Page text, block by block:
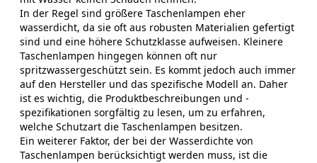
In der Regel sind größere Taschenlampen eher
wasserdicht, da sie oft aus robusten Materialien gefertigt
sind und eine höhere Schutzklasse aufweisen. Kleinere
Taschenlampen hingegen können oft nur
spritzwassergeschützt sein. Es kommt jedoch auch immer
auf den Hersteller und das spezifische Modell an. Daher
ist es wichtig, die Produktbeschreibungen und -
spezifikationen sorgfältig zu lesen, um zu erfahren,
welche Schutzart die Taschenlampen besitzen.
Ein weiterer Faktor, der bei der Wasserdichte von
Taschenlampen berücksichtigt werden muss, ist die